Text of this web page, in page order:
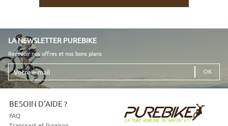
LA NEWSLETTER PUREBIKE
Recevoir nos offres et nos bons plans
Votre
e-
mail
BESOIN D'AIDE ?
FAQ